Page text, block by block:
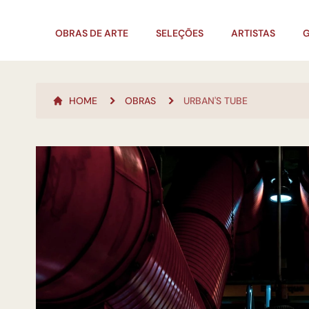
OBRAS DE ARTE SELEÇÕES ARTISTAS
HOME OBRAS URBAN'S TUBE